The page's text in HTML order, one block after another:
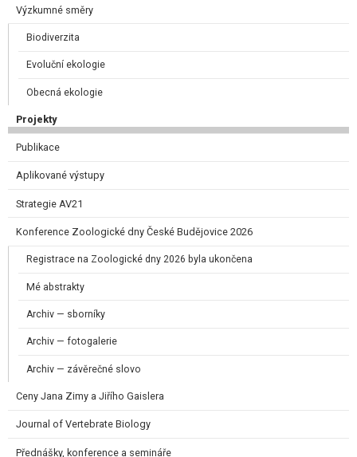
Výzkumné směry
Biodiverzita
Evoluční ekologie
Obecná ekologie
Projekty
Publikace
Aplikované výstupy
Strategie AV21
Konference Zoologické dny České Budějovice 2026
Registrace na Zoologické dny 2026 byla ukončena
Mé abstrakty
Archiv — sborníky
Archiv — fotogalerie
Archiv — závěrečné slovo
Ceny Jana Zimy a Jiřího Gaislera​
Journal of Vertebrate Biology
Přednášky, konference a semináře